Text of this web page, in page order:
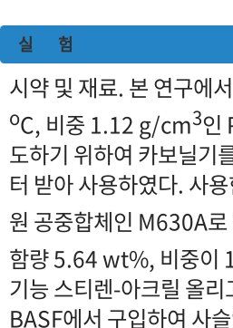
실 험
시약 및 재료. 본 연구
oC, 비중 1.12 g/cm3인
도하기 위하여 카보닐
터 받아 사용하였다. 사
원 공중합체인 M630A
함량 5.64 wt%, 비중이
기능 스티렌-아크릴 올
BASF에서 구입하여 사